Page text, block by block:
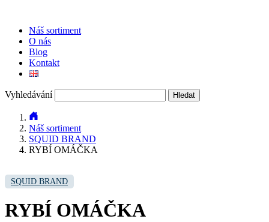
Náš sortiment
O nás
Blog
Kontakt
Vyhledávání
Náš sortiment
SQUID BRAND
RYBÍ OMÁČKA
SQUID BRAND
RYBÍ OMÁČKA